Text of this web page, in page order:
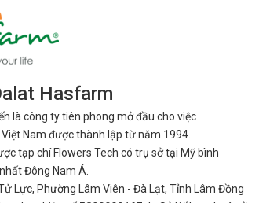
Hasfarm
là công ty tiên phong mở đầu cho việc
Nam được thành lập từ năm 1994.
tạp chí Flowers Tech có trụ sở tại Mỹ bình
Đông Nam Á.
Lực, Phường Lâm Viên - Đà Lạt, Tỉnh Lâm Đồng